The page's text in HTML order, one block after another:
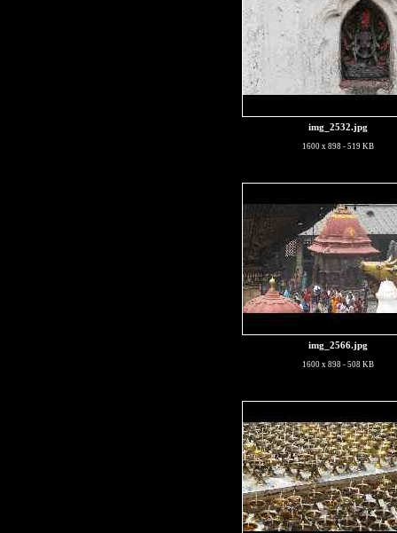
img_2532.jpg
1600 x 898 - 519 KB
img_2566.jpg
1600 x 898 - 508 KB